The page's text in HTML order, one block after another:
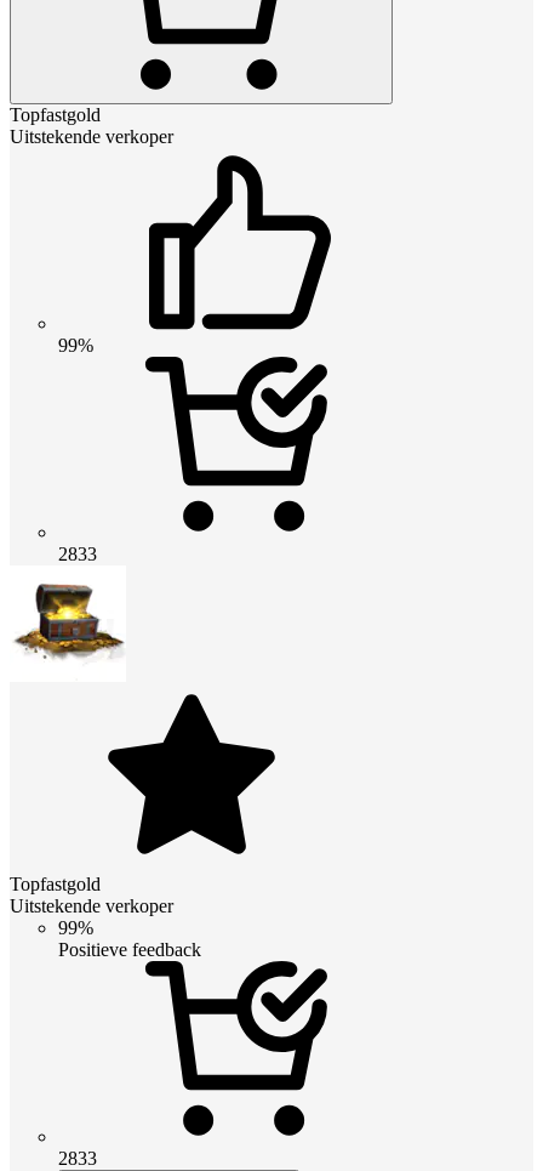
Topfastgold
Uitstekende verkoper
99%
2833
Topfastgold
Uitstekende verkoper
99%
Positieve feedback
2833